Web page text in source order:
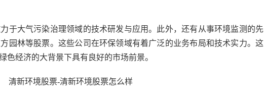
于大气污染治理领域的技术研发与应用。此外，还有从事环境监测的先
园林等股票。这些公司在环保领域有着广泛的业务布局和技术实力。这
色经济的大背景下具有良好的市场前景。